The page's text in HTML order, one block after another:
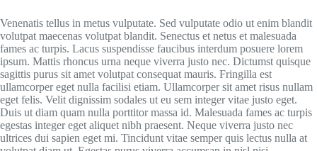
Venenatis tellus in metus vulputate. Sed vulputate odio ut enim blandit
volutpat maecenas volutpat blandit. Senectus et netus et malesuada
fames ac turpis. Lacus suspendisse faucibus interdum posuere lorem
ipsum. Mattis rhoncus urna neque viverra justo nec. Dictumst quisque
sagittis purus sit amet volutpat consequat mauris. Fringilla est
ullamcorper eget nulla facilisi etiam. Ullamcorper sit amet risus nullam
eget felis. Velit dignissim sodales ut eu sem integer vitae justo eget.
Duis ut diam quam nulla porttitor massa id. Malesuada fames ac turpis
egestas integer eget aliquet nibh praesent. Neque viverra justo nec
ultrices dui sapien eget mi. Tincidunt vitae semper quis lectus nulla at